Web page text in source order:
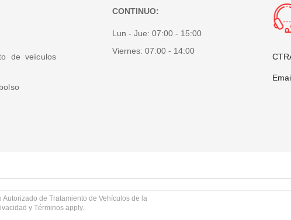
de veículos
CONTINUO:
Lun - Jue:07:00 - 15:00
Viernes:07:00 - 14:00
de Tratamiento de Vehículos de la
y Términos apply.